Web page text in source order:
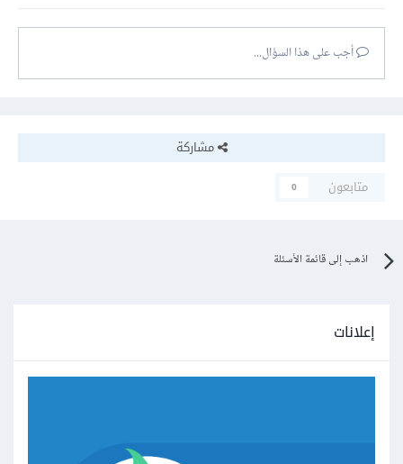
أجب على هذا السؤال...
مشاركة
متابعون
0
اذهب إلى قائمة الأسئلة
إعلانات